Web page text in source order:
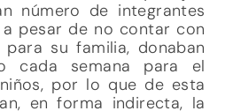
número de integrantes
pesar de no contar con
su familia, donaban
cada semana para el
por lo que de esta
en forma indirecta, la